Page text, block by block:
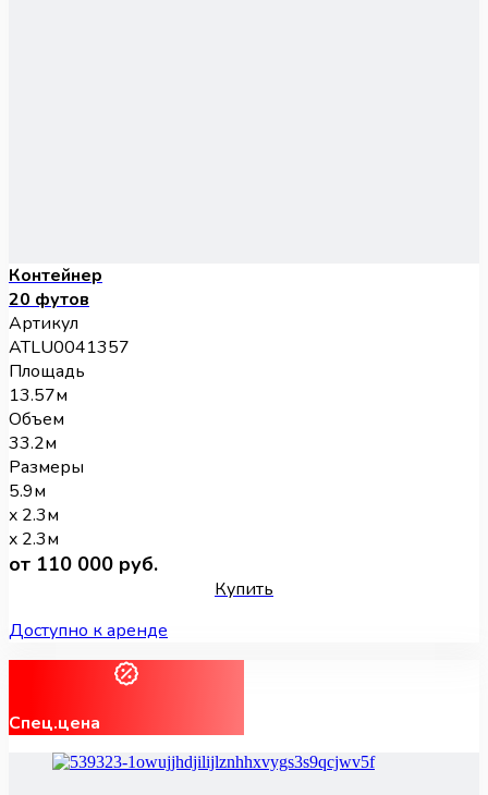
Контейнер
20 футов
Артикул
ATLU0041357
Площадь
13.57м
Объем
33.2м
Размеры
5.9м
x 2.3м
x 2.3м
от 110 000 руб.
Купить
Доступно к аренде
Спец.цена